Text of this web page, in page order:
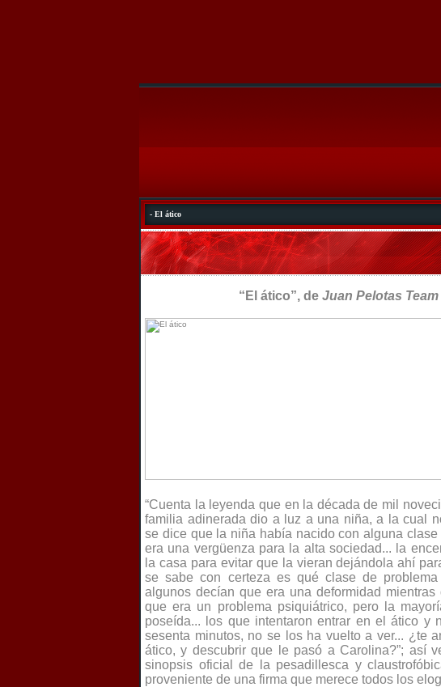
- El ático
“El ático”, de Juan Pelotas Team
“Cuenta la leyenda que en la década de mil
familia adinerada dio a luz a una niña, a la cual
se dice que la niña había nacido con alguna
era una vergüenza para la alta sociedad... la
la casa para evitar que la vieran dejándola ahí
se sabe con certeza es qué clase de
algunos decían que era una deformidad mientras
que era un problema psiquiátrico, pero la
poseída... los que intentaron entrar en el ático y
sesenta minutos, no se los ha vuelto a ver... ¿te
ático, y descubrir que le pasó a Carolina?”; así
sinopsis oficial de la pesadillesca y
proveniente de una firma que merece todos los